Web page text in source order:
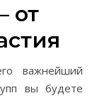
от
важнейший
вы будете